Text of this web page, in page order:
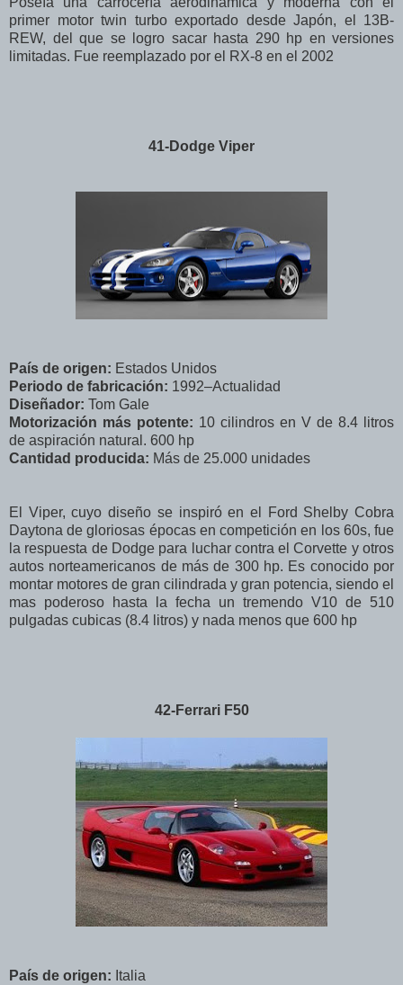
primer motor twin turbo exportado desde Japón, el 13B-
REW, del que se logro sacar hasta 290 hp en versiones
limitadas. Fue reemplazado por el RX-8 en el 2002
41-Dodge Viper
País de origen: Estados Unidos
Periodo de fabricación: 1992–Actualidad
Diseñador: Tom Gale
Motorización más potente: 10 cilindros en V de 8.4 litros
de aspiración natural. 600 hp
Cantidad producida: Más de 25.000 unidades
El Viper, cuyo diseño se inspiró en el Ford Shelby Cobra
Daytona de gloriosas épocas en competición en los 60s, fue
la respuesta de Dodge para luchar contra el Corvette y otros
autos norteamericanos de más de 300 hp. Es conocido por
montar motores de gran cilindrada y gran potencia, siendo el
mas poderoso hasta la fecha un tremendo V10 de 510
pulgadas cubicas (8.4 litros) y nada menos que 600 hp
42-Ferrari F50
País de origen: Italia